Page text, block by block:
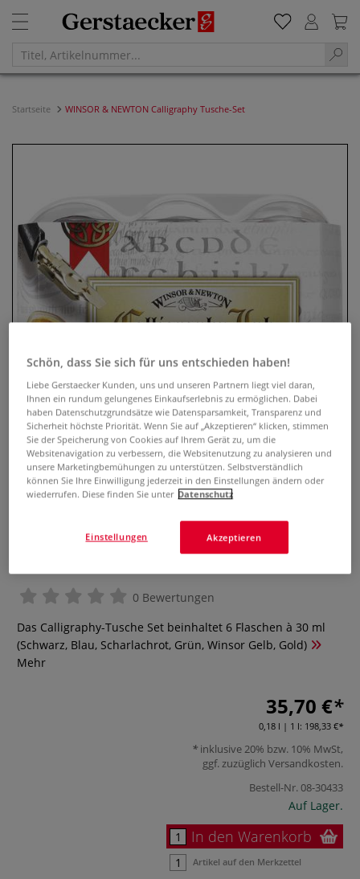
Startseite WINSOR & NEWTON Calligraphy Tusche-Set
WINSOR & NEWTON Calligraphy
0 Bewertungen
Das Calligraphy-Tusche Set beinhaltet 6 Flaschen à 30 ml
(Schwarz, Blau, Scharlachrot, Grün, Winsor Gelb, Gold)
Mehr
35,70 €
0,18 l | 1 l: 198,33 €
inklusive 20% bzw. 10% MwSt,
ggf. zuzüglich Versandkosten.
Bestell-Nr.08-30433
Auf Lager.
In den Warenkorb
Artikel auf den Merkzettel
Schön, dass Sie sich für uns entschieden haben!
Liebe Gerstaecker Kunden, uns und unseren Partnern liegt viel daran,
Ihnen ein rundum gelungenes Einkaufserlebnis zu ermöglichen. Dabei
haben Datenschutzgrundsätze wie Datensparsamkeit, Transparenz und
Sicherheit höchste Priorität. Wenn Sie auf „Akzeptieren“ klicken, stimmen
Sie der Speicherung von Cookies auf Ihrem Gerät zu, um die
Websitenavigation zu verbessern, die Websitenutzung zu analysieren und
unsere Marketingbemühungen zu unterstützen. Selbstverständlich
können Sie Ihre Einwilligung jederzeit in den Einstellungen ändern oder
wiederrufen. Diese finden Sie unter Datenschutz
Akzeptieren
Einstellungen